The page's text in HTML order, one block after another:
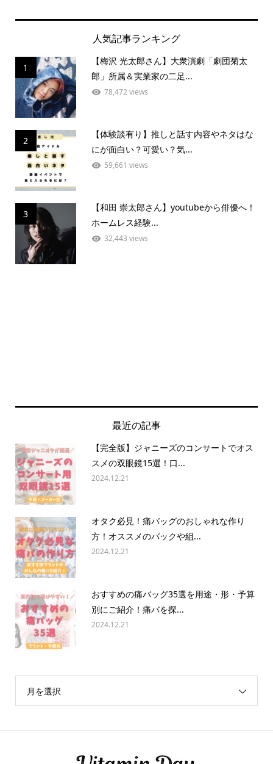
人気記事ランキング
1
【梅沢 光太郎さん】大衆演劇「劇団菊太
郎」所属＆実業家の二足...
78,472 views
2
【体験談有り】推しと話す内容やネタはな
にが面白い？可愛い？気...
59,661 views
3
【和田 崇太郎さん】youtubeから俳優へ！
ホームレス経験...
32,443 views
最近の記事
【完全版】ジャニーズのコンサートでオス
スメの双眼鏡15選！口...
2024.12.21
オタク必見！痛バッグのおしゃれな作り
方！オススメのバックや組...
2024.12.21
おすすめの痛バッグ35選を用途・形・予算
別にご紹介！痛バを探...
2024.12.21
月を選択